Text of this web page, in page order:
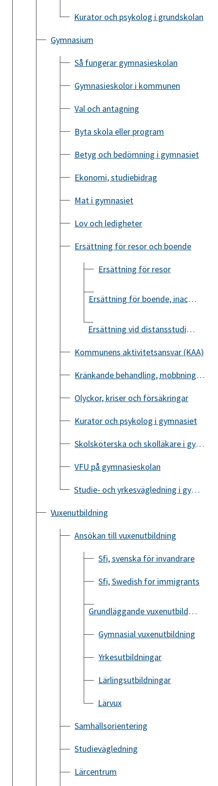
Kurator och psykolog i grundskolan
Gymnasium
Så fungerar gymnasieskolan
Gymnasieskolor i kommunen
Val och antagning
Byta skola eller program
Betyg och bedömning i gymnasiet
Ekonomi, studiebidrag
Mat i gymnasiet
Lov och ledigheter
Ersättning för resor och boende
Ersättning för resor
Ersättning för boende, inackordering
Ersättning vid distansstudier i gymnasiet
Kommunens aktivitetsansvar (KAA)
Kränkande behandling, mobbning och diskriminering i gymnasiet
Olyckor, kriser och försäkringar
Kurator och psykolog i gymnasiet
Skolsköterska och skolläkare i gymnasiet
VFU på gymnasieskolan
Studie- och yrkesvägledning i gymnasiet
Vuxenutbildning
Ansökan till vuxenutbildning
Sfi, svenska för invandrare
Sfi, Swedish for immigrants
Grundläggande vuxenutbildning
Gymnasial vuxenutbildning
Yrkesutbildningar
Lärlingsutbildningar
Lärvux
Samhällsorientering
Studievägledning
Lärcentrum